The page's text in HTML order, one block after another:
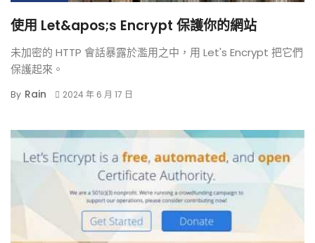
使用 Let&apos;s Encrypt 保護你的網站
未加密的 HTTP 會話暴露於濫用之中，用 Let's Encrypt 把它們
保護起來。
By Rain 2024 年 6 月 17 日